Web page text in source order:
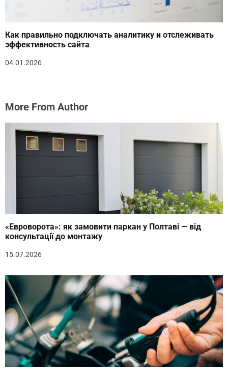
Как правильно подключать аналитику и отслеживать
эффективность сайта
04.01.2026
More From Author
«Евроворота»: як замовити паркан у Полтаві — від
консультації до монтажу
15.07.2026